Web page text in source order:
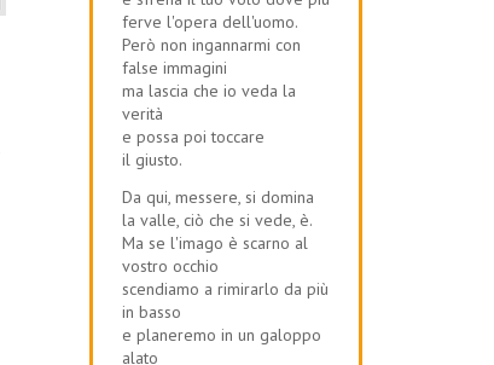
ferve l'opera dell'uomo.
Però non ingannarmi con
false immagini
ma lascia che io veda la
verità
e possa poi toccare
il giusto.
Da qui, messere, si domina
la valle, ciò che si vede, è.
Ma se l'imago è scarno al
vostro occhio
scendiamo a rimirarlo da più
in basso
e planeremo in un galoppo
alato